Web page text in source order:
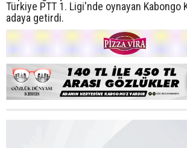
Türkiye PTT 1. Ligi'nde oynayan Kabongo
adaya getirdi.